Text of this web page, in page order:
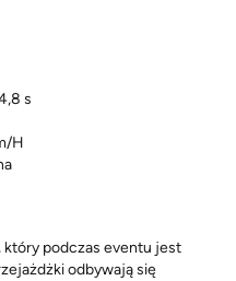
s
H
który podczas eventu jest
odbywają się